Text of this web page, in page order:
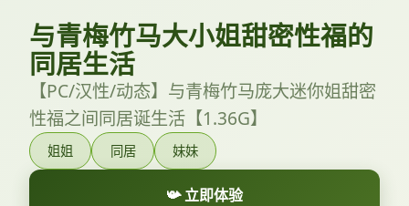
与青梅竹马大小姐甜密性福的
同居生活
【PC/汉性/动态】与青梅竹马庞大迷你姐甜密
性福之间同居诞生活【1.36G】
姐姐 同居 妹妹
📯 立即体验